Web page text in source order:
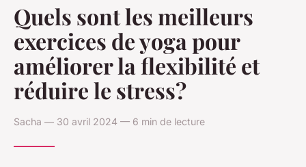
Quels sont les meilleurs
exercices de yoga pour
améliorer la flexibilité et
réduire le stress?
Sacha — 30 avril 2024 — 6 min de lecture